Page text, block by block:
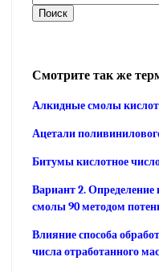
Смотрите так же
Алкидные смолы
Ацетали
Битумы кислотное
Вариант 2. Определение
смолы 90 методом
Влияние способа
числа отработанного